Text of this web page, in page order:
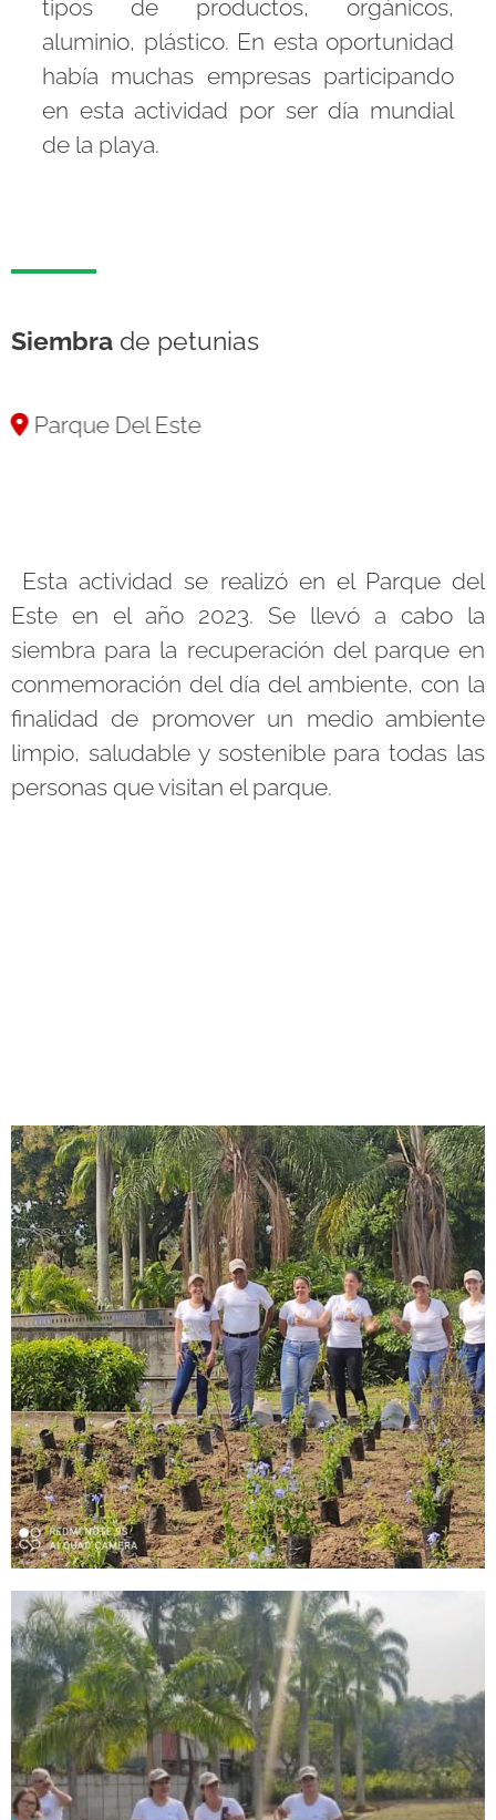
tipos de productos, orgánicos,
aluminio, plástico. En esta oportunidad
había muchas empresas participando
en esta actividad por ser día mundial
de la playa.
Siembra de petunias
Parque Del Este
Esta actividad se realizó en el Parque del
Este en el año 2023. Se llevó a cabo la
siembra para la recuperación del parque en
conmemoración del día del ambiente, con la
finalidad de promover un medio ambiente
limpio, saludable y sostenible para todas las
personas que visitan el parque.